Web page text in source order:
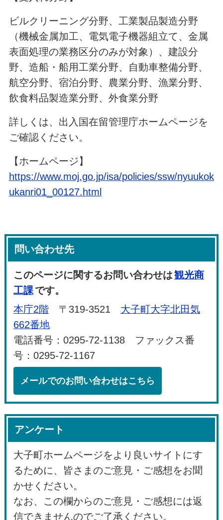
ビルクリーニング分野、工業製品製造分野
（機械金属加工、電気電子機器組立て、金属
表面処理の業務区分のみが対象）、建設分
野、造船・船用工業分野、自動車整備分野、
航空分野、宿泊分野、農業分野、漁業分野、
飲食料品製造業分野、外食業分野
詳しくは、出入国在留管理庁ホームページを
ご確認ください。
【ホームページ】
https://www.moj.go.jp/isa/policies/ssw/nyuukok
ukanri01_00127.html
問い合わせ先
このページに関するお問い合わせは観光商
工課です。
本庁2階 〒319-3521 大子町大字北田気
662番地
電話番号：0295-72-1138 ファックス番
号：0295-72-1167
メールでのお問い合わせはこちら
アンケート
大子町ホームページをより良いサイトにす
るために、皆さまのご意見・ご感想をお聞
かせください。
なお、この欄からのご意見・ご感想には返
信できませんのでご了承ください。